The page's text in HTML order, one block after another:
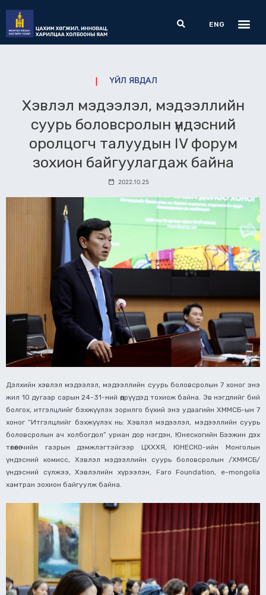
content
Search
ENG
ҮЙЛ ЯВДАЛ
Хэвлэл мэдээлэл, мэдээллийн
суурь боловсролын үндэсний
оролцогч талуудын IV форум
зохион байгуулагдаж байна
2022.10.25
Дэлхийн хэвлэл мэдээлэл, мэдээллийн суурь боловсролын 7 хоног энэ
жил 10 дугаар сарын 24-31-ний өдрүүдэд тохиож байна. Эв нэгдлийг бий
болгох, итгэлцлийг бэхжүүлэх зорилго бүхий энэ удаагийн ХММСБ-ын 7
хоног “Итгэлцлийг бэхжүүлэх нь: Хэвлэл мэдээлэл, мэдээллийн суурь
боловсролын ач холбогдол” уриан дор нэгдэн, Юнескогийн Бээжин дэх
төлөөлөгчийн газрын дэмжлэгтэйгээр ЦХХХЯ, ЮНЕСКО-ийн Монголын
үндэсний комисс, Хэвлэл мэдээллийн суурь боловсролын /ХММСБ/
үндэсний сүлжээ, Хэвлэлийн хүрээлэн, Faro Foundation, e-mongolia
хамтран зохион байгуулж байна.